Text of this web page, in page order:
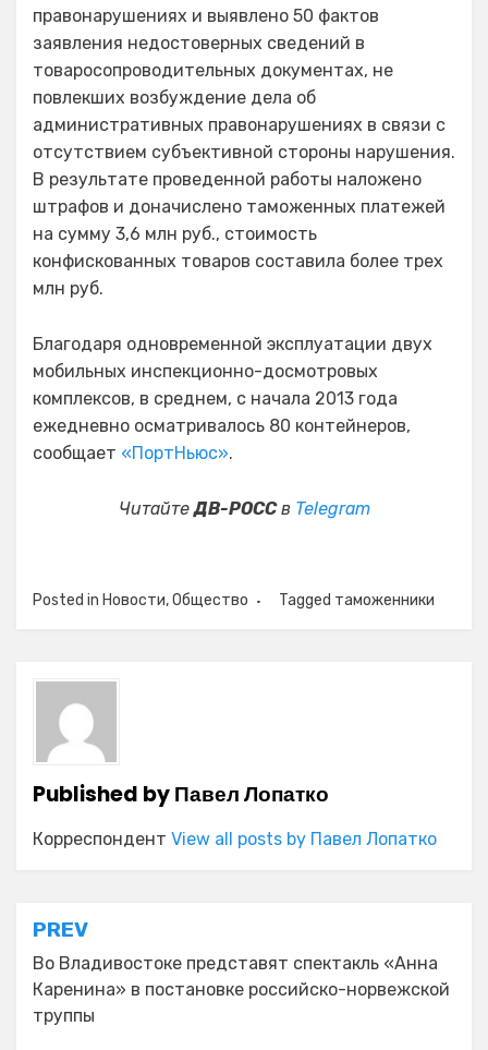
правонарушениях и выявлено 50 фактов
заявления недостоверных сведений в
товаросопроводительных документах, не
повлекших возбуждение дела об
административных правонарушениях в связи с
отсутствием субъективной стороны нарушения.
В результате проведенной работы наложено
штрафов и доначислено таможенных платежей
на сумму 3,6 млн руб., стоимость
конфискованных товаров составила более трех
млн руб.
Благодаря одновременной эксплуатации двух
мобильных инспекционно-досмотровых
комплексов, в среднем, с начала 2013 года
ежедневно осматривалось 80 контейнеров,
сообщает «ПортНьюс».
ЧитайтеДВ-РОССв Telegram
Posted in Новости,Общество Tagged таможенники
Published byПавел Лопатко
Корреспондент View all posts by Павел Лопатко
Навигация
по
записям
PREV
Во Владивостоке представят спектакль «Анна
Каренина» в постановке российско-норвежской
труппы